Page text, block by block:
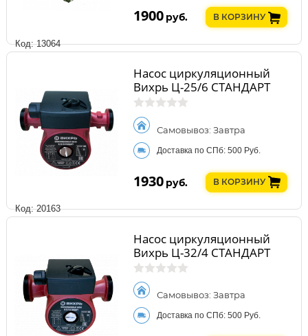
Код: 13064
1900 руб. В КОРЗИНУ
Код: 20163
Насос циркуляционный
Вихрь Ц-25/6 СТАНДАРТ
Самовывоз: Завтра
Доставка по СПб: 500 Руб.
1930 руб. В КОРЗИНУ
Насос циркуляционный
Вихрь Ц-32/4 СТАНДАРТ
Самовывоз: Завтра
Доставка по СПб: 500 Руб.